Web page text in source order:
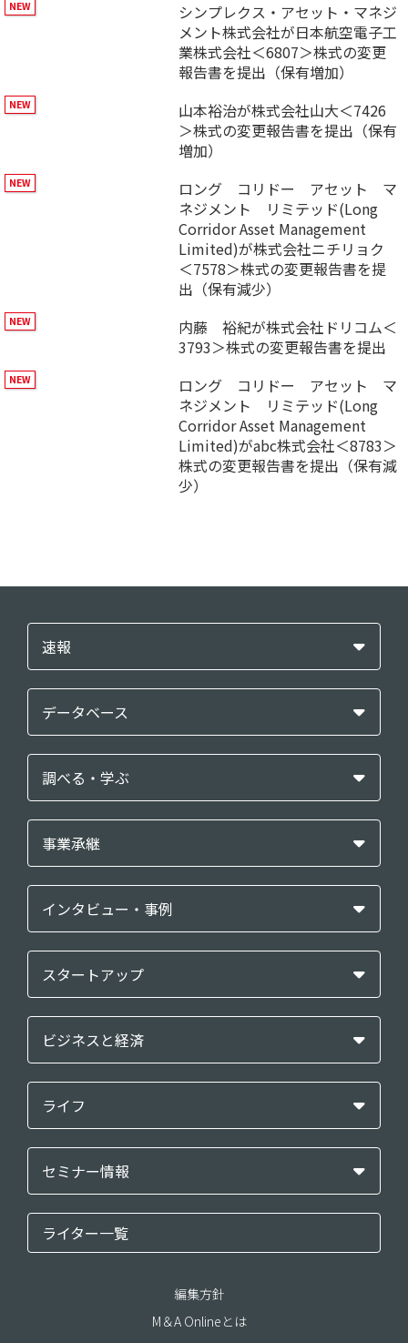
シンプレクス・アセット・マネジ
メント株式会社が日本航空電子工
業株式会社＜6807＞株式の変更
報告書を提出（保有増加）
山本裕治が株式会社山大＜7426
＞株式の変更報告書を提出（保有
増加）
ロング コリドー アセット マ
ネジメント リミテッド(Long
Corridor Asset Management
Limited)が株式会社ニチリョク
＜7578＞株式の変更報告書を提
出（保有減少）
内藤 裕紀が株式会社ドリコム＜
3793＞株式の変更報告書を提出
ロング コリドー アセット マ
ネジメント リミテッド(Long
Corridor Asset Management
Limited)がabc株式会社＜8783＞
株式の変更報告書を提出（保有減
少）
速報
データベース
調べる・学ぶ
事業承継
インタビュー・事例
スタートアップ
ビジネスと経済
ライフ
セミナー情報
ライター一覧
編集方針
M＆A Onlineとは